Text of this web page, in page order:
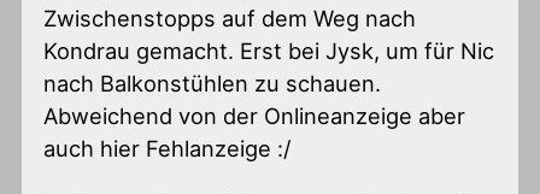
Zwischenstopps auf dem Weg nach
Kondrau gemacht. Erst bei Jysk, um für Nic
nach Balkonstühlen zu schauen.
Abweichend von der Onlineanzeige aber
auch hier Fehlanzeige :/